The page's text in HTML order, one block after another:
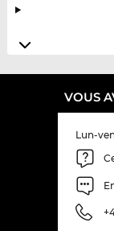
VOUS
Lun-